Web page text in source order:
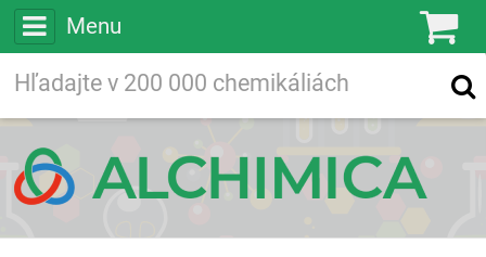
Menu
Vyhľadávanie